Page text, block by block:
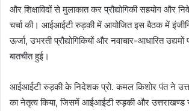
और शिक्षाविदों से मुलाकात कर प्रौद्योगिकी सहयोग और
चर्चा की। आईआईटी रुड़की में आयोजित इस बैठक में
ऊर्जा, उभरती प्रौद्योगिकियों और नवाचार-आधारित
बातचीत हुई।
आईआईटी रुड़की के निदेशक प्रो. कमल किशोर पंत ने
का नेतृत्व किया, जिसमें आईआईटी रुड़की और उत्तराखण्ड